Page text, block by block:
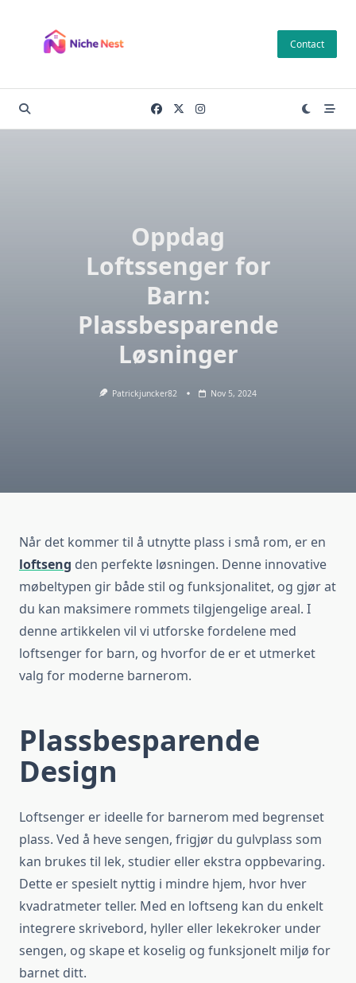
content
Contact
Oppdag
Loftssenger for
Barn:
Plassbesparende
Løsninger
Patrickjuncker82 Nov 5, 2024
Når det kommer til å utnytte plass i små rom, er en
loftseng den perfekte løsningen. Denne innovative
møbeltypen gir både stil og funksjonalitet, og gjør at
du kan maksimere rommets tilgjengelige areal. I
denne artikkelen vil vi utforske fordelene med
loftsenger for barn, og hvorfor de er et utmerket
valg for moderne barnerom.
Plassbesparende
Design
Loftsenger er ideelle for barnerom med begrenset
plass. Ved å heve sengen, frigjør du gulvplass som
kan brukes til lek, studier eller ekstra oppbevaring.
Dette er spesielt nyttig i mindre hjem, hvor hver
kvadratmeter teller. Med en loftseng kan du enkelt
integrere skrivebord, hyller eller lekekroker under
sengen, og skape et koselig og funksjonelt miljø for
barnet ditt.